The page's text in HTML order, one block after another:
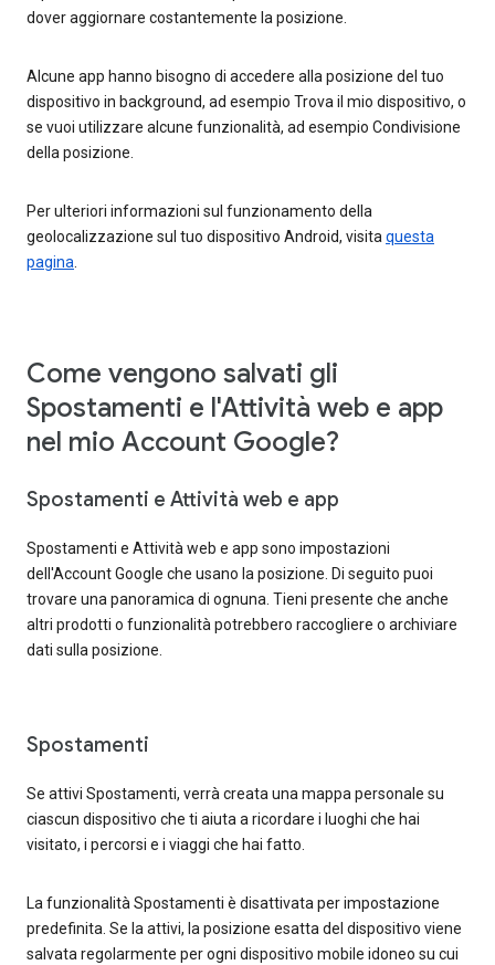
dover aggiornare costantemente la posizione.
Alcune app hanno bisogno di accedere alla posizione del tuo
dispositivo in background, ad esempio Trova il mio dispositivo, o
se vuoi utilizzare alcune funzionalità, ad esempio Condivisione
della posizione.
Per ulteriori informazioni sul funzionamento della
geolocalizzazione sul tuo dispositivo Android, visitaquesta
pagina.
Come vengono salvati gli
Spostamenti e l'Attività web e app
nel mio Account Google?
Spostamenti e Attività web e app
Spostamenti e Attività web e app sono impostazioni
dell'Account Google che usano la posizione. Di seguito puoi
trovare una panoramica di ognuna. Tieni presente che anche
altri prodotti o funzionalità potrebbero raccogliere o archiviare
dati sulla posizione.
Spostamenti
Se attivi Spostamenti, verrà creata una mappa personale su
ciascun dispositivo che ti aiuta a ricordare i luoghi che hai
visitato, i percorsi e i viaggi che hai fatto.
La funzionalità Spostamenti è disattivata per impostazione
predefinita. Se la attivi, la posizione esatta del dispositivo viene
salvata regolarmente per ogni dispositivo mobile idoneo su cui